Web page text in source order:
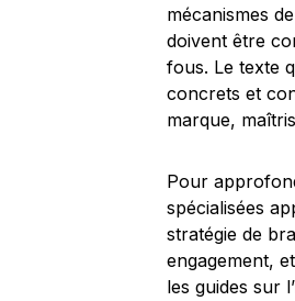
mécanismes
doivent être
fous. Le texte
concrets et
marque,
Pour
spécialisées
stratégie de
engagement,
les guides sur